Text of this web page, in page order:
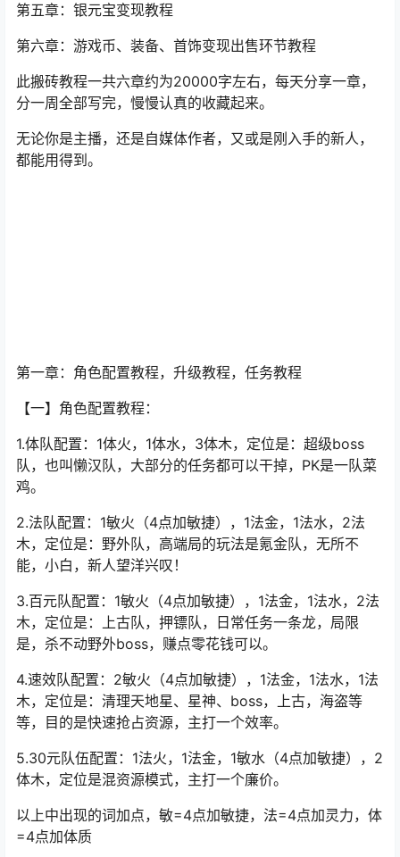
第五章：银元宝变现教程
第六章：游戏币、装备、首饰变现出售环节教程
此搬砖教程一共六章约为20000字左右，每天分享一章，
分一周全部写完，慢慢认真的收藏起来。
无论你是主播，还是自媒体作者，又或是刚入手的新人，
都能用得到。
第一章：角色配置教程，升级教程，任务教程
【一】角色配置教程：
1.体队配置：1体火，1体水，3体木，定位是：超级boss
队，也叫懒汉队，大部分的任务都可以干掉，PK是一队菜
鸡。
2.法队配置：1敏火（4点加敏捷），1法金，1法水，2法
木，定位是：野外队，高端局的玩法是氪金队，无所不
能，小白，新人望洋兴叹！
3.百元队配置：1敏火（4点加敏捷），1法金，1法水，2法
木，定位是：上古队，押镖队，日常任务一条龙，局限
是，杀不动野外boss，赚点零花钱可以。
4.速效队配置：2敏火（4点加敏捷），1法金，1法水，1法
木，定位是：清理天地星、星神、boss，上古，海盗等
等，目的是快速抢占资源，主打一个效率。
5.30元队伍配置：1法火，1法金，1敏水（4点加敏捷），2